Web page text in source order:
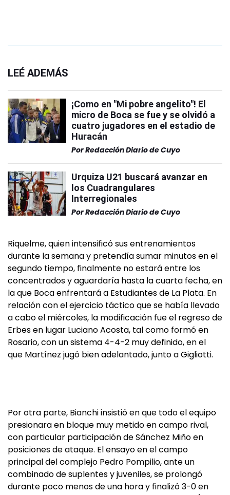
LEÉ ADEMÁS
¡Como en "Mi pobre angelito"! El
micro de Boca se fue y se olvidó a
cuatro jugadores en el estadio de
Huracán
PorRedacción Diario de Cuyo
Urquiza U21 buscará avanzar en
los Cuadrangulares
Interregionales
PorRedacción Diario de Cuyo
Riquelme, quien intensificó sus entrenamientos
durante la semana y pretendía sumar minutos en el
segundo tiempo, finalmente no estará entre los
concentrados y aguardaría hasta la cuarta fecha, en
la que Boca enfrentará a Estudiantes de La Plata. En
relación con el ejercicio táctico que se había llevado
a cabo el miércoles, la modificación fue el regreso de
Erbes en lugar Luciano Acosta, tal como formó en
Rosario, con un sistema 4-4-2 muy definido, en el
que Martínez jugó bien adelantado, junto a Gigliotti.
Por otra parte, Bianchi insistió en que todo el equipo
presionara en bloque muy metido en campo rival,
con particular participación de Sánchez Miño en
posiciones de ataque. El ensayo en el campo
principal del complejo Pedro Pompilio, ante un
combinado de suplentes y juveniles, se prolongó
durante poco menos de una hora y finalizó 3-0 en